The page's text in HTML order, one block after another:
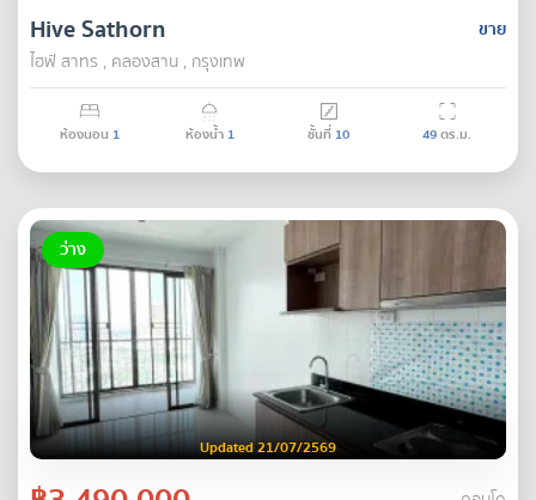
ขาย
Hive Sathorn
ไฮฟ์ สาทร , คลองสาน , กรุงเทพ
ห้องนอน 1 ห้องน้ำ 1 ชั้นที่ 10 49ตร.ม.
ว่าง
Updated 21/07/2569